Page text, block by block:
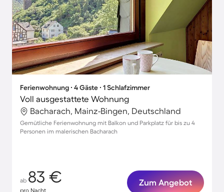
Ferienwohnung ∙ 4 Gäste ∙ 1 Schlafzimmer
Voll ausgestattete Wohnung
Bacharach, Mainz-Bingen, Deutschland
Gemütliche Ferienwohnung mit Balkon und Parkplatz für bis zu 4
Personen im malerischen Bacharach
ab 83 €
pro Nacht
Zum Angebot